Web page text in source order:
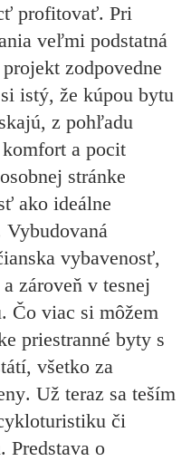
profitovať. Pri
veľmi podstatná
zodpovedne
istý, že kúpou bytu
z pohľadu
komfort a pocit
stránke
ako ideálne
vybavenosť,
zároveň v tesnej
Čo viac si môžem
priestranné byty s
všetko za
. Už teraz sa teším
či
Predstava o